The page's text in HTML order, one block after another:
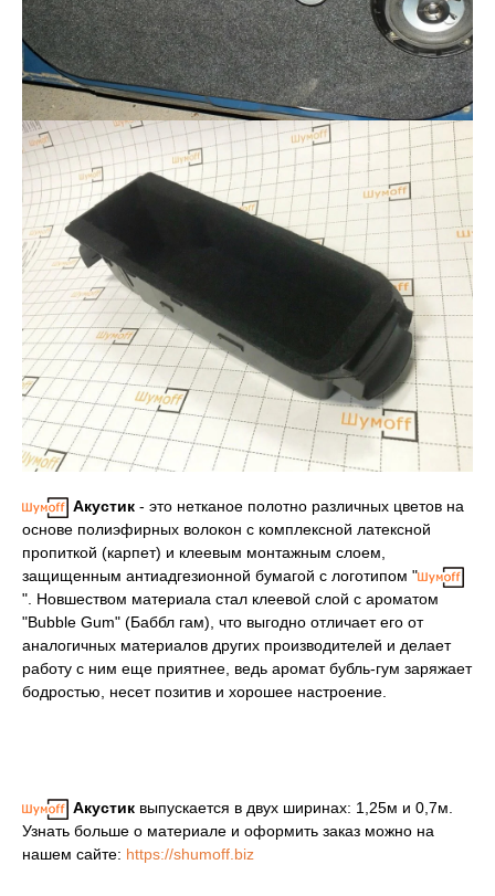
Акустик - это нетканое полотно различных цветов на
основе полиэфирных волокон с комплексной латексной
пропиткой (карпет) и клеевым монтажным слоем,
защищенным антиадгезионной бумагой с логотипом "
". Новшеством материала стал клеевой слой с ароматом
"Bubble Gum" (Баббл гам), что выгодно отличает его от
аналогичных материалов других производителей и делает
работу с ним еще приятнее, ведь аромат бубль-гум заряжает
бодростью, несет позитив и хорошее настроение.
Акустик выпускается в двух ширинах: 1,25м и 0,7м.
Узнать больше о материале и оформить заказ можно на
нашем сайте: https://shumoff.biz